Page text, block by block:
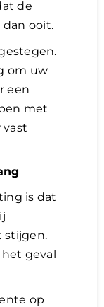
de
dan ooit.
om uw
een
met
vast
is dat
stijgen.
geval
op